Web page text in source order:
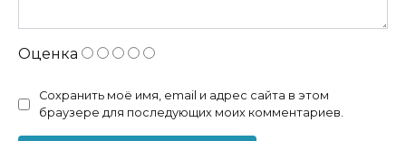
Оценка
Сохранить моё имя, email и адрес сайта в этом
браузере для последующих моих комментариев.